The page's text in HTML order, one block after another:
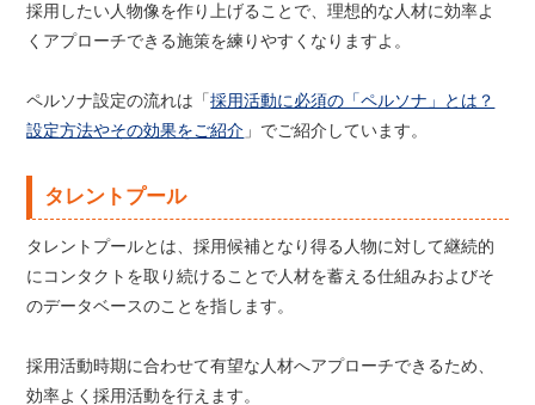
採用したい人物像を作り上げることで、理想的な人材に効率よ
くアプローチできる施策を練りやすくなりますよ。
ペルソナ設定の流れは「採用活動に必須の「ペルソナ」とは？
設定方法やその効果をご紹介 」でご紹介しています。
タレントプール
タレントプールとは、採用候補となり得る人物に対して継続的
にコンタクトを取り続けることで人材を蓄える仕組みおよびそ
のデータベースのことを指します。
採用活動時期に合わせて有望な人材へアプローチできるため、
効率よく採用活動を行えます。